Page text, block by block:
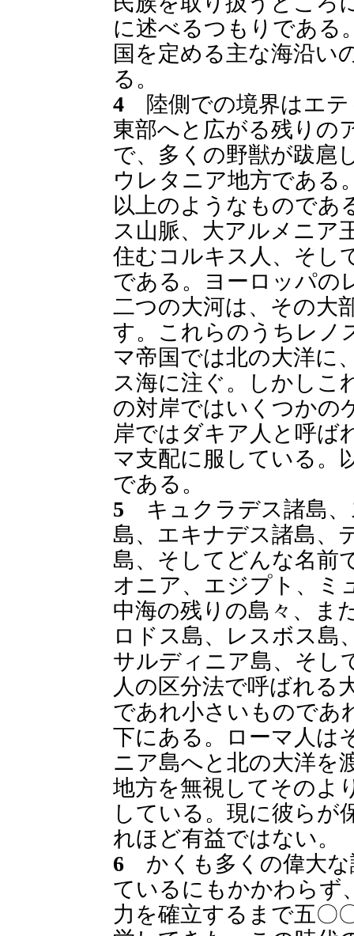
に述べるつもりである
国を定める主な海沿い
る。
4 陸側での境界はエテ
東部へと広がる残りの
で、多くの野獣が跋扈
ウレタニア地方である
以上のようなものであ
ス山脈、大アルメニア
住むコルキス人、そし
である。ヨーロッパの
二つの大河は、その大
す。これらのうちレノ
マ帝国では北の大洋に
ス海に注ぐ。しかしこ
の対岸ではいくつかの
岸ではダキア人と呼ば
マ支配に服している。
である。
5 キュクラデス諸島、
島、エキナデス諸島、
島、そしてどんな名前
オニア、エジプト、ミ
中海の残りの島々、ま
ロドス島、レスボス島
サルディニア島、そし
人の区分法で呼ばれる
であれ小さいものであ
下にある。ローマ人は
ニア島へと北の大洋を
地方を無視してそのよ
している。現に彼らが
れほど有益ではない。
6 かくも多くの偉大な
ているにもかかわらず
力を確立するまで五〇